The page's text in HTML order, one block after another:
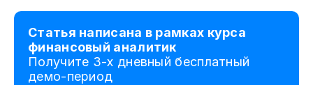
Статья написана в рамках курса
финансовый аналитик
Получите 3-х дневный бесплатный
демо-период